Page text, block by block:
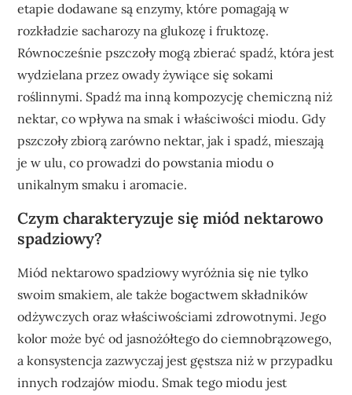
etapie dodawane są enzymy, które pomagają w
rozkładzie sacharozy na glukozę i fruktozę.
Równocześnie pszczoły mogą zbierać spadź, która jest
wydzielana przez owady żywiące się sokami
roślinnymi. Spadź ma inną kompozycję chemiczną niż
nektar, co wpływa na smak i właściwości miodu. Gdy
pszczoły zbiorą zarówno nektar, jak i spadź, mieszają
je w ulu, co prowadzi do powstania miodu o
unikalnym smaku i aromacie.
Czym charakteryzuje się miód nektarowo
spadziowy?
Miód nektarowo spadziowy wyróżnia się nie tylko
swoim smakiem, ale także bogactwem składników
odżywczych oraz właściwościami zdrowotnymi. Jego
kolor może być od jasnożółtego do ciemnobrązowego,
a konsystencja zazwyczaj jest gęstsza niż w przypadku
innych rodzajów miodu. Smak tego miodu jest